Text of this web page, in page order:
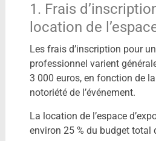
1. Frais
location de
Les frais d’inscription pour
professionnel varient
3 000 euros, en fonction de
notoriété de l’événement.
La location de l’espace
environ 25 % du budget total